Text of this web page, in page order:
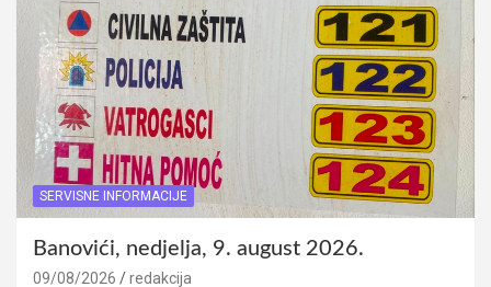
SERVISNE INFORMACIJE
Banovići, nedjelja, 9. august 2026.
09/08/2026
redakcija